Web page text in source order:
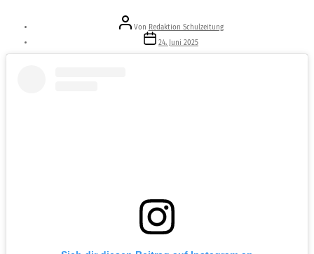
Beitragsautor
Von Redaktion Schulzeitung
Veröffentlichungsdatum
24. Juni 2025